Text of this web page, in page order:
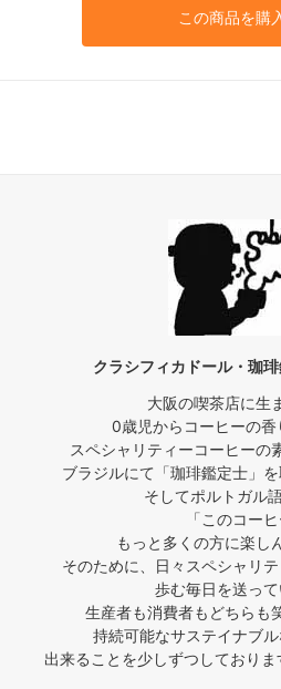
この商品を購
クラシフィカドール・珈
大阪の喫茶店に生
0歳児からコーヒーの香
スペシャリティーコーヒーの
ブラジルにて「珈琲鑑定士」を
そしてポルトガル
「このコー
もっと多くの方に楽し
そのために、日々スペシャリ
歩む毎日を送って
生産者も消費者もどちらも
持続可能なサステイナブ
出来ることを少しずつしており